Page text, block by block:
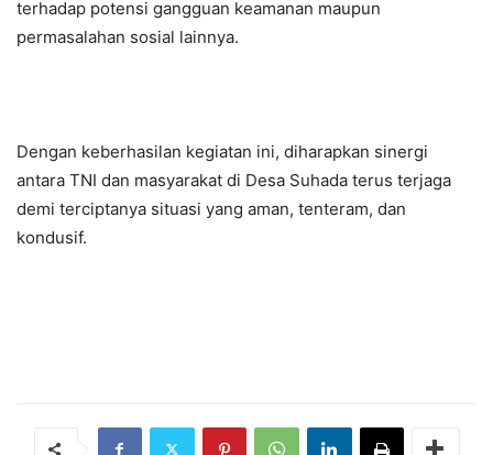
terhadap potensi gangguan keamanan maupun
permasalahan sosial lainnya.
Dengan keberhasilan kegiatan ini, diharapkan sinergi
antara TNI dan masyarakat di Desa Suhada terus terjaga
demi terciptanya situasi yang aman, tenteram, dan
kondusif.